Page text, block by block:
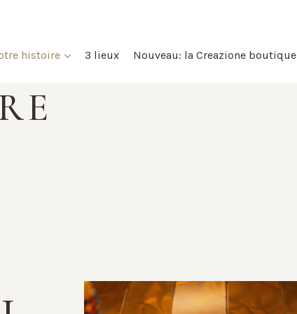
histoire 3 lieux Nouveau: la Creazione boutique